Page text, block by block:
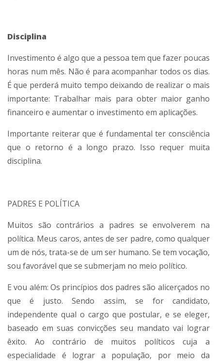
Disciplina
Investimento é algo que a pessoa tem que fazer poucas
horas num mês. Não é para acompanhar todos os dias.
É que perderá muito tempo deixando de realizar o mais
importante: Trabalhar mais para obter maior ganho
financeiro e aumentar o investimento em aplicações.
Importante reiterar que é fundamental ter consciência
que o retorno é a longo prazo. Isso requer muita
disciplina.
PADRES E POLÍTICA
Muitos são contrários a padres se envolverem na
política. Meus caros, antes de ser padre, como qualquer
um de nós, trata-se de um ser humano. Se tem vocação,
sou favorável que se submerjam no meio político.
E vou além: Os princípios dos padres são alicerçados no
que é justo. Sendo assim, se for candidato,
independente qual o cargo que postular, e se eleger,
baseado em suas convicções seu mandato vai lograr
êxito. Ao contrário de muitos políticos cuja a
especialidade é lograr a população, por meio da